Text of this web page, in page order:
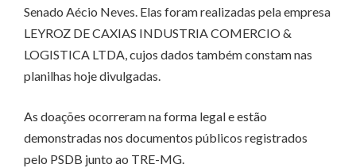
Senado Aécio Neves. Elas foram realizadas pela empresa
LEYROZ DE CAXIAS INDUSTRIA COMERCIO &
LOGISTICA LTDA, cujos dados também constam nas
planilhas hoje divulgadas.
As doações ocorreram na forma legal e estão
demonstradas nos documentos públicos registrados
pelo PSDB junto ao TRE-MG.